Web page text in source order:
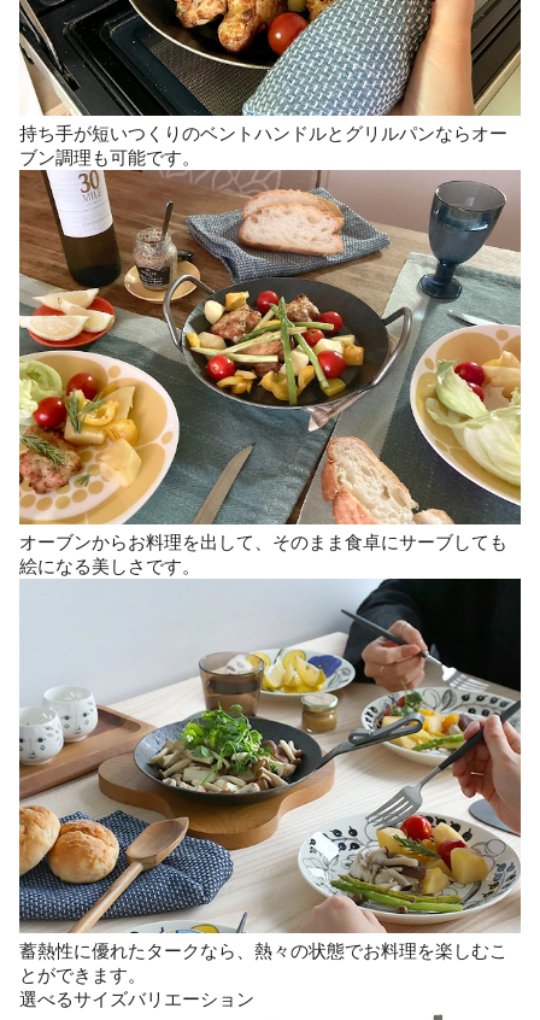
持ち手が短いつくりのベントハンドルとグリルパンならオー
ブン調理も可能です。
オーブンからお料理を出して、そのまま食卓にサーブしても
絵になる美しさです。
蓄熱性に優れたタークなら、熱々の状態でお料理を楽しむこ
とができます。
選べるサイズバリエーション